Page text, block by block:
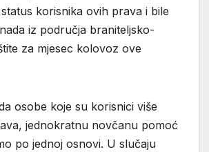
korisnika ovih prava i bile
iz područja braniteljsko-
za mjesec kolovoz ove
osobe koje su korisnici više
jednokratnu novčanu pomoć
po jednoj osnovi. U slučaju